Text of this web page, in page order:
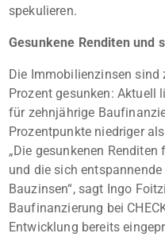
spekulieren.
Gesunkene Renditen und
Die Immobilienzinsen
Prozent gesunken: Aktuell
für zehnjährige
Prozentpunkte niedriger
„Die gesunkenen
und die sich
Bauzinsen“, sagt Ingo
Baufinanzierung bei
Entwicklung bereits